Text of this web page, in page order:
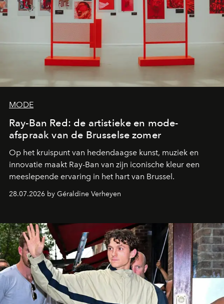
MODE
Ray-Ban Red: de artistieke en mode-
afspraak van de Brusselse zomer
Op het kruispunt van hedendaagse kunst, muziek en
innovatie maakt Ray-Ban van zijn iconische kleur een
meeslepende ervaring in het hart van Brussel.
28.07.2026 by Géraldine Verheyen